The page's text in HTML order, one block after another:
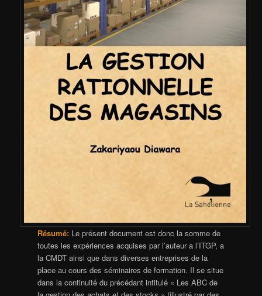
Résumé: Le présent document est donc la somme de
toutes les expériences acquises par l’auteur a l’ITGP, a
la CMDT ainsi que dans diverses entreprises de la
place au cours des séminaires de formation. Il se situe
dans la continuité du précédant intitulé « Les ABC de